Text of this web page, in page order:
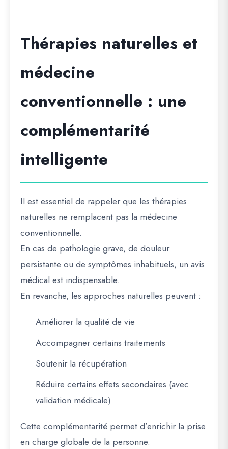
Thérapies naturelles et
médecine
conventionnelle : une
complémentarité
intelligente
Il est essentiel de rappeler que les thérapies
naturelles ne remplacent pas la médecine
conventionnelle.
En cas de pathologie grave, de douleur
persistante ou de symptômes inhabituels, un avis
médical est indispensable.
En revanche, les approches naturelles peuvent :
Améliorer la qualité de vie
Accompagner certains traitements
Soutenir la récupération
Réduire certains effets secondaires (avec
validation médicale)
Cette complémentarité permet d’enrichir la prise
en charge globale de la personne.